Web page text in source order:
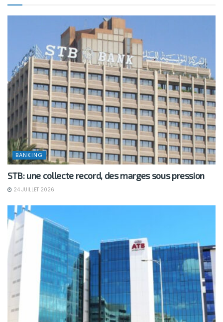
BANKING
STB: une collecte record, des marges sous pression
24 JUILLET 2026